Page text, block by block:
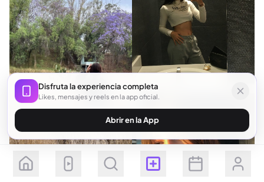
Seguir Suscribirse
Disfruta la experiencia completa
Likes, mensajes y reels en la app oficial.
Abrir en la App